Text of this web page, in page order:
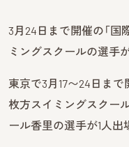
3月24日まで開催の「国
ミングスクールの選手
東京で3月17〜24日まで
枚方スイミングスクー
ール香里の選手が1人出